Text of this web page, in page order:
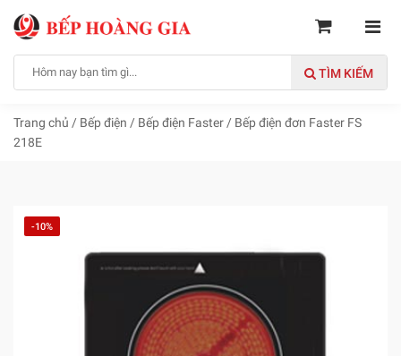
TÌM KIẾM
Trang chủ / Bếp điện / Bếp điện Faster / Bếp điện đơn Faster FS
218E
-10%